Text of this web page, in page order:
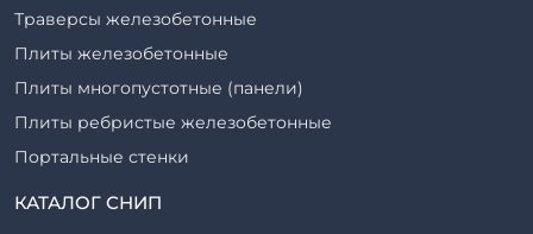
Траверсы железобетонные
Плиты железобетонные
Плиты многопустотные (панели)
Плиты ребристые железобетонные
Портальные стенки
Прогоны железобетонные
КАТАЛОГ СНИП